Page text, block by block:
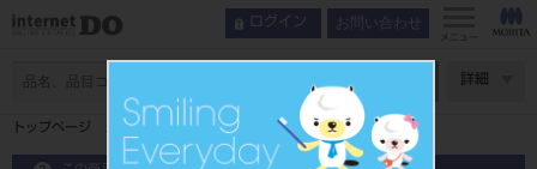
ログイン お問い合わせ
メニュー
詳細
トップページ ハイブリッドフレックス ＨＰ ７６０７ １２入